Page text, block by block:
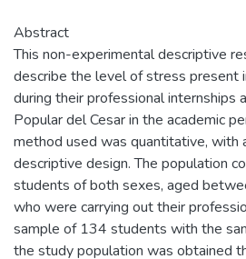
Abstract
This non-experimental descriptive
describe the level of stress present
during their professional internships
Popular del Cesar in the academic
method used was quantitative, with
descriptive design. The population
students of both sexes, aged
who were carrying out their
sample of 134 students with the
the study population was obtained